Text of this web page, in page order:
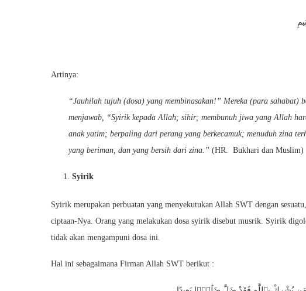
Artinya:
“Jauhilah tujuh (dosa) yang membinasakan!” Mereka (para
menjawab, “Syirik kepada Allah; sihir; membunuh jiwa yang Allah
anak yatim; berpaling dari perang yang berkecamuk; menuduh zina
yang beriman, dan yang bersih dari zina.” (HR. Bukhari dan Muslim)
Syirik
Syirik merupakan perbuatan yang menyekutukan Allah SWT dengan
ciptaan-Nya. Orang yang melakukan dosa syirik disebut musrik. Syirik
tidak akan mengampuni dosa ini.
Hal ini sebagaimana Firman Allah SWT berikut :